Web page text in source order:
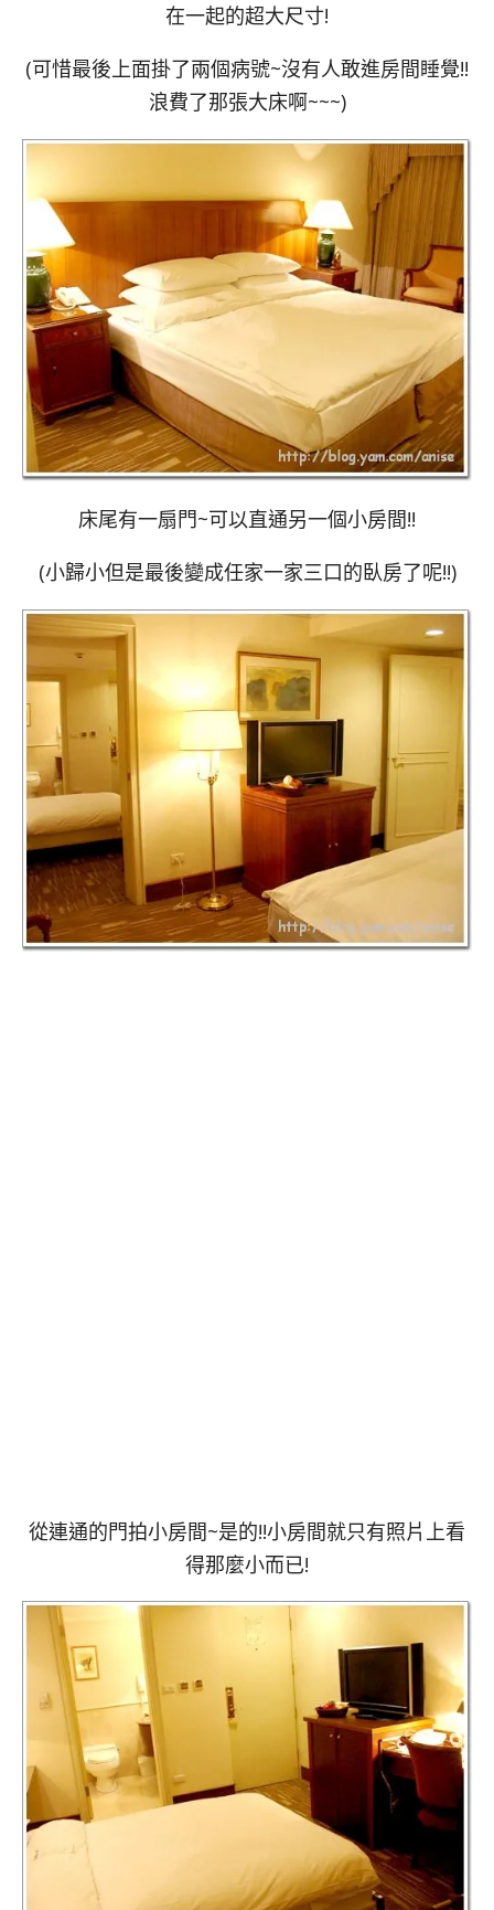
在一起的超大尺寸!
(可惜最後上面掛了兩個病號~沒有人敢進房間睡覺!!
浪費了那張大床啊~~~)
床尾有一扇門~可以直通另一個小房間!!
(小歸小但是最後變成任家一家三口的臥房了呢!!)
從連通的門拍小房間~是的!!小房間就只有照片上看
得那麼小而已!